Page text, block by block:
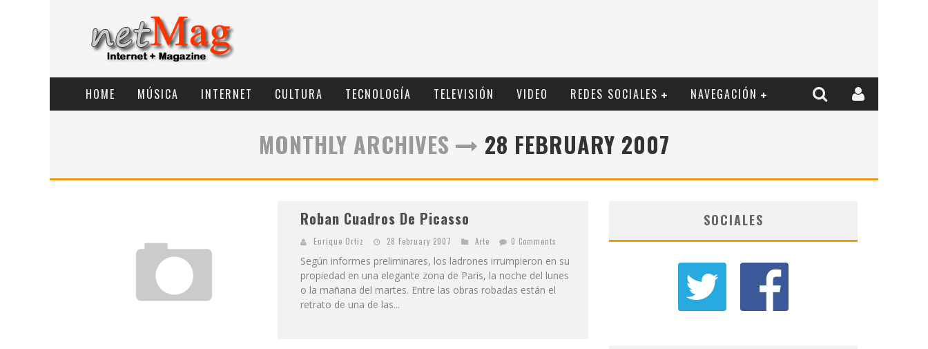
HOME MÚSICA INTERNET CULTURA TECNOLOGÍ­A TELEVISIÓN VIDEO REDES SOCIALES NAVEGACIÓN
MONTHLY ARCHIVES 28 FEBRUARY 2007
Roban Cuadros De Picasso
Enrique Ortiz 28 February 2007 Arte 0 Comments
Según informes preliminares, los ladrones irrumpieron en su
propiedad en una elegante zona de Paris, la noche del lunes
o la mañana del martes. Entre las obras robadas están el
retrato de una de las...
SOCIALES